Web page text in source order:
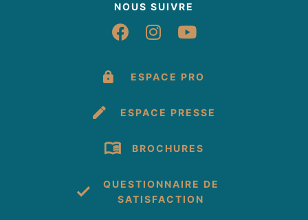
NOUS SUIVRE
Suivez-nous sur
Suivez-nous sur
Suivez-nous
ESPACE PRO
ESPACE PRESSE
BROCHURES
QUESTIONNAIRE DE
SATISFACTION